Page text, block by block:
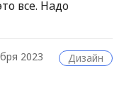
все. Надо
2023 Дизайн